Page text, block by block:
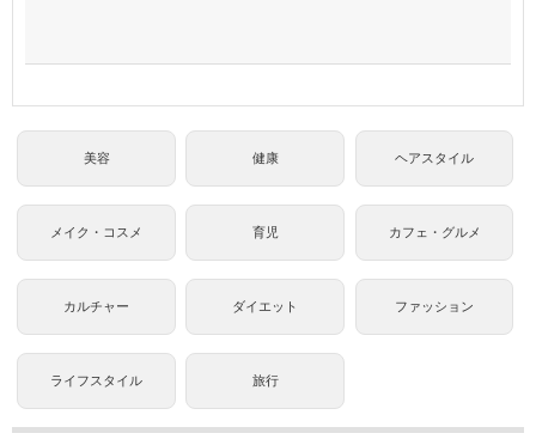
美容 健康 ヘアスタイル
メイク・コスメ 育児 カフェ・グルメ
カルチャー ダイエット ファッション
ライフスタイル 旅行